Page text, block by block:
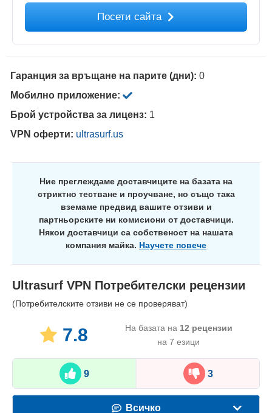
Посети сайта
Гаранция за връщане на парите (дни): 0
Мобилно приложение:
Брой устройства за лиценз: 1
VPN оферти: ultrasurf.us
Ние преглеждаме доставчиците на базата на
стриктно тестване и проучване, но също така
вземаме предвид вашите отзиви и
партньорските ни комисиони от доставчици.
Някои доставчици са собственост на нашата
компания майка. Научете повече
Ultrasurf VPN Потребителски рецензии
(Потребителските отзиви не се проверяват)
7.8 На базата на 12 рецензии
на 7 езици
9 3
Всичко